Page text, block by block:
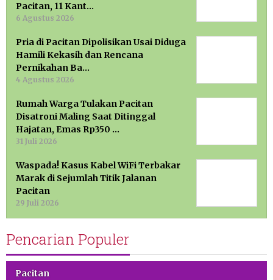
Pacitan, 11 Kant…
6 Agustus 2026
Pria di Pacitan Dipolisikan Usai Diduga
Hamili Kekasih dan Rencana
Pernikahan Ba…
4 Agustus 2026
Rumah Warga Tulakan Pacitan
Disatroni Maling Saat Ditinggal
Hajatan, Emas Rp350 …
31 Juli 2026
Waspada! Kasus Kabel WiFi Terbakar
Marak di Sejumlah Titik Jalanan
Pacitan
29 Juli 2026
Pencarian Populer
Pacitan